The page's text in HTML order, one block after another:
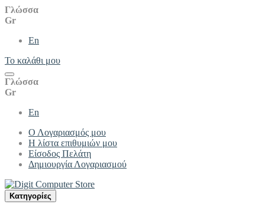
Γλώσσα
Gr
En
Το καλάθι μου
Γλώσσα
Gr
En
Ο Λογαριασμός μου
Η λίστα επιθυμιών μου
Είσοδος Πελάτη
Δημιουργία Λογαριασμού
Kατηγορίες